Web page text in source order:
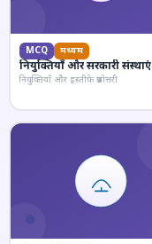
MCQ मध्यम
नियुक्तियाँ और सरकारी संस्थाएं
नियुक्तियाँ और इस्तीफे प्रश्नोत्तरी